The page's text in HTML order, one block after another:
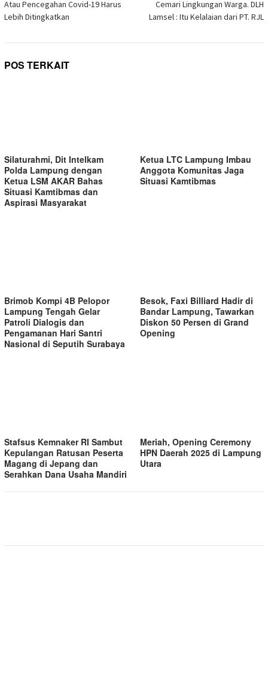
Atau Pencegahan Covid-19 Harus
Lebih Ditingkatkan
Cemari Lingkungan Warga. DLH
Lamsel : Itu Kelalaian dari PT. RJL
POS TERKAIT
Silaturahmi, Dit Intelkam
Polda Lampung dengan
Ketua LSM AKAR Bahas
Situasi Kamtibmas dan
Aspirasi Masyarakat
Ketua LTC Lampung Imbau
Anggota Komunitas Jaga
Situasi Kamtibmas
Brimob Kompi 4B Pelopor
Lampung Tengah Gelar
Patroli Dialogis dan
Pengamanan Hari Santri
Nasional di Seputih Surabaya
Besok, Faxi Billiard Hadir di
Bandar Lampung, Tawarkan
Diskon 50 Persen di Grand
Opening
Stafsus Kemnaker RI Sambut
Kepulangan Ratusan Peserta
Magang di Jepang dan
Serahkan Dana Usaha Mandiri
Meriah, Opening Ceremony
HPN Daerah 2025 di Lampung
Utara